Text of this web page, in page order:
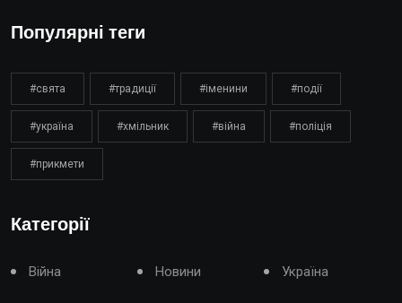
Популярні теги
#свята #традиції #іменини #події
#україна #хмільник #війна #поліція
#прикмети
Категорії
Війна Новини Україна